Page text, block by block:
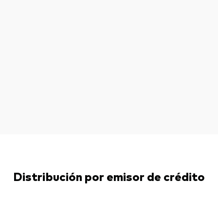
Distribución por emisor de crédito